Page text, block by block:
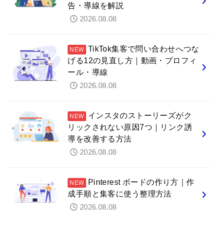
告・導線を解説
2026.08.08
TikTok集客で問い合わせへつな
げる12の見直し方｜動画・プロフィ
ール・導線
2026.08.08
インスタのストーリーズがク
リックされない原因7つ｜リンク誘
導を改善する方法
2026.08.08
Pinterest ボードの作り方｜作
成手順と集客に使う整理方法
2026.08.08